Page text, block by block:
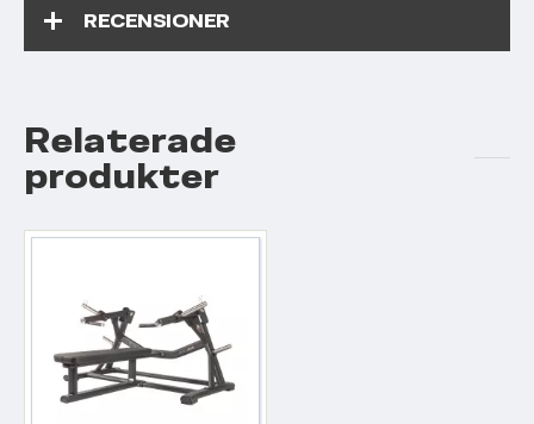
RECENSIONER
Relaterade
produkter